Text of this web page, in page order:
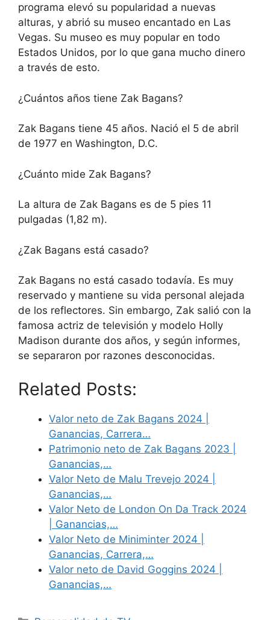
programa elevó su popularidad a nuevas
alturas, y abrió su museo encantado en Las
Vegas. Su museo es muy popular en todo
Estados Unidos, por lo que gana mucho dinero
a través de esto.
¿Cuántos años tiene Zak Bagans?
Zak Bagans tiene 45 años. Nació el 5 de abril
de 1977 en Washington, D.C.
¿Cuánto mide Zak Bagans?
La altura de Zak Bagans es de 5 pies 11
pulgadas (1,82 m).
¿Zak Bagans está casado?
Zak Bagans no está casado todavía. Es muy
reservado y mantiene su vida personal alejada
de los reflectores. Sin embargo, Zak salió con la
famosa actriz de televisión y modelo Holly
Madison durante dos años, y según informes,
se separaron por razones desconocidas.
Related Posts:
Valor neto de Zak Bagans 2024 |
Ganancias, Carrera…
Patrimonio neto de Zak Bagans 2023 |
Ganancias,…
Valor Neto de Malu Trevejo 2024 |
Ganancias,…
Valor Neto de London On Da Track 2024
| Ganancias,…
Valor Neto de Miniminter 2024 |
Ganancias, Carrera,…
Valor neto de David Goggins 2024 |
Ganancias,…